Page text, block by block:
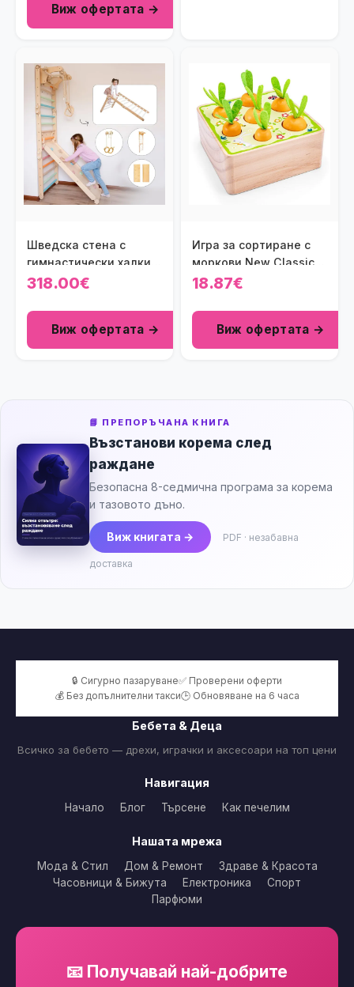
Виж офертата →
Шведска стена с
гимнастически халки и
рампа
318.00€
Виж офертата →
Игра за сортиране с
моркови New Classic
Toys
18.87€
Виж офертата →
📘 ПРЕПОРЪЧАНА КНИГА
Възстанови корема след
раждане
Безопасна 8-седмична програма за корема
и тазовото дъно.
Виж книгата → PDF · незабавна
доставка
🔒 Сигурно пазаруване✅ Проверени оферти
💰 Без допълнителни такси🕒 Обновяване на 6 часа
Бебета & Деца
Всичко за бебето — дрехи, играчки и аксесоари на топ цени
Навигация
Начало Блог Търсене Как печелим
Нашата мрежа
Мода & Стил Дом & Ремонт
Здраве & Красота
Часовници & Бижута
Електроника
Спорт
Парфюми
📧 Получавай най-добрите